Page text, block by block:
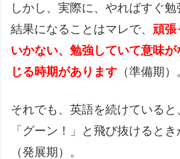
しかし、実際に、やればすぐ
結果になることはマレで、頑張
いかない、勉強していて意味
じる時期があります （準備期）
それでも、英語を続けていると
「グーン！」と飛び抜けると
（発展期）。